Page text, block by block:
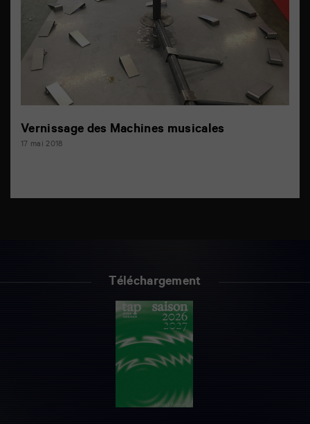
Vernissage des Machines musicales
17 mai 2018
Téléchargement